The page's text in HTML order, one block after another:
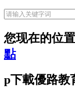
您现在的位置
點
p下載優路教